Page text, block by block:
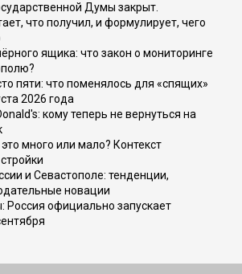
Думы закрыт.
что получил, и формулирует, чего
ящика: что закон о мониторинге
пяти: что поменялось для «спящих»
2026 года
кому теперь не вернуться на
много или мало? Контекст
и Севастополе: тенденции,
новации
Россия официально запускает